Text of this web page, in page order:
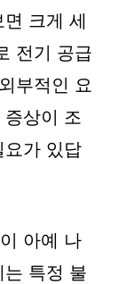
크게 세
전기 공급
부적인 요
상이 조
요가 있답
아예 나
특정 불